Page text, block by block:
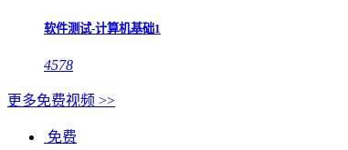
软件测试-计算机基础1
4578
更多免费视频 >>
免费